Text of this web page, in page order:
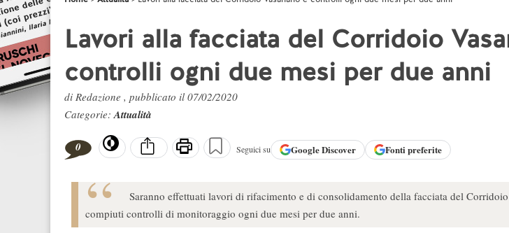
Lavori alla facciata del Corridoio
controlli ogni due mesi per due anni
di Redazione , pubblicato il 07/02/2020
Categorie:Attualità
0 Seguici su GoogleDiscover Fonti preferite
Saranno effettuati lavori di rifacimento e di consolidamento della facciata del Corridoio
compiuti controlli di monitoraggio ogni due mesi per due anni.